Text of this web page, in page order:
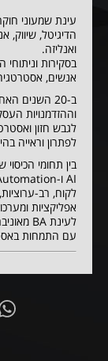
עינת שמעוני
ואנליזה.
בסקירות
אנשים,
ב-20 השנים
וההזדמנויות
לגבש חזון
לפתרון וראייה
בין תחומי
לקוח, רב-
אפליקציות
עם התמחות